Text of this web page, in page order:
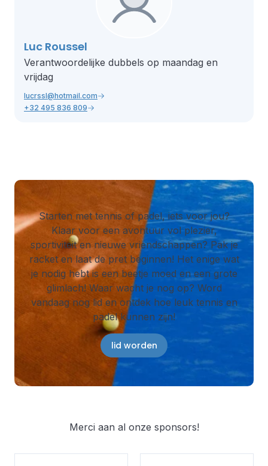
Luc Roussel
Verantwoordelijke dubbels op maandag en
vrijdag
lucrssl@hotmail.com
+32 495 836 809
Starten met tennis of padel, iets voor jou?
Klaar voor een avontuur vol plezier,
sportiviteit en nieuwe vriendschappen? Pak je
racket en laat de pret beginnen! Het enige wat
je nodig hebt is een beetje moed en een grote
glimlach! Waar wacht je nog op? Word
vandaag nog lid en ontdek hoe leuk tennis en
padel kunnen zijn!
lid worden
Merci aan al onze sponsors!